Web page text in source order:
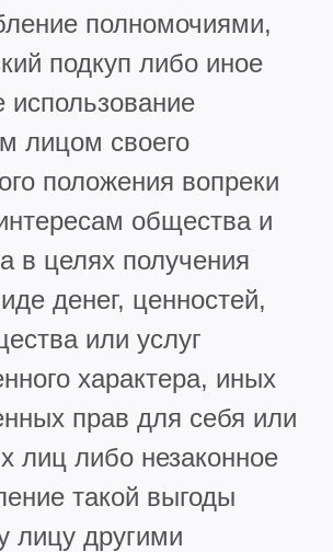
полномочиями,
подкуп либо иное
использование
лицом своего
положения вопреки
общества и
в целях получения
денег, ценностей,
или услуг
характера, иных
прав для себя или
лиц либо незаконное
такой выгоды
лицу другими